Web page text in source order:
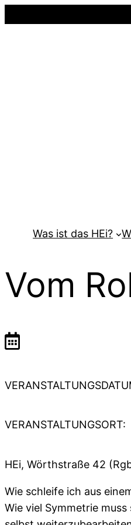
Was ist das HEi?
Vom
VERANSTALTUNGSORT:
HEi, Wörthstraße 42
Wie schleife ich aus
Wie viel Symmetrie